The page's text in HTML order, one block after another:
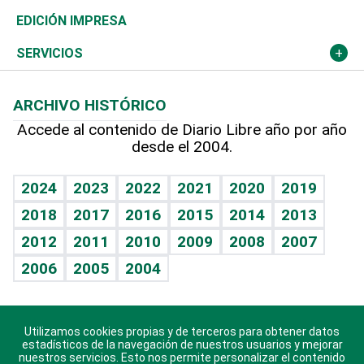
Caribe
Resto del mundo
Global y variable
Economía personal
Novedades
Podcast Arte Libre
Hablando con el pediatra
Vida y familia
Eñe
Celebrando la vida
Sin complejos
En pocas palabras
Escuchando al corazón
Olimpismo
Más deportes
Línea de hit
TBT Deportivo
Noticiero Poteleche
Columnistas
Más firmas
Martes de tecnología
Cambio climático
Deportes
Opinión
Hecho en casa
Guía del dinero
EDICIÓN IMPRESA
SERVICIOS
Cumpleaños
Horóscopos
Crucigramas
ARCHIVO HISTÓRICO
Accede al contenido de Diario Libre año por año
desde el 2004.
2024 2023 2022 2021 2020
2019
2018
2017 2016 2015 2014
2013
2012
2011 2010 2009 2008
2007
2006
2005 2004
Descarga nuestras aplicaciones para Android, iOS y
sistema Huawei.
Utilizamos cookies propias y de terceros para obtener datos
estadísticos de la navegación de nuestros usuarios y mejorar
nuestros servicios. Esto nos permite personalizar el contenido